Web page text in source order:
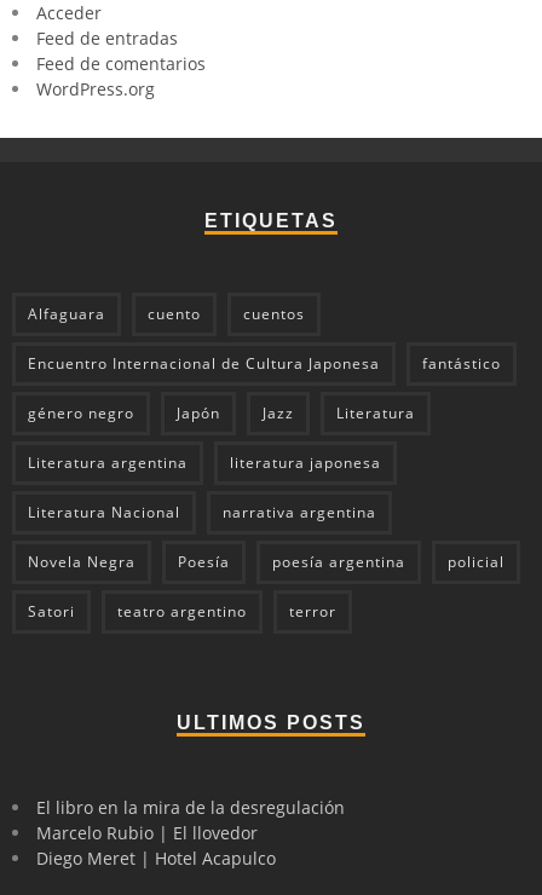
Acceder
Feed de entradas
Feed de comentarios
WordPress.org
ETIQUETAS
Alfaguara cuento cuentos
Encuentro Internacional de Cultura Japonesa fantástico
género negro Japón Jazz Literatura
Literatura argentina literatura japonesa
Literatura Nacional narrativa argentina
Novela Negra Poesía poesía argentina policial
Satori teatro argentino terror
ULTIMOS POSTS
El libro en la mira de la desregulación
Marcelo Rubio | El llovedor
Diego Meret | Hotel Acapulco